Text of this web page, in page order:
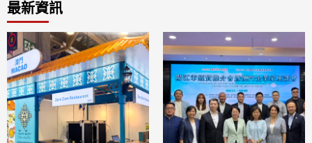
最新資訊